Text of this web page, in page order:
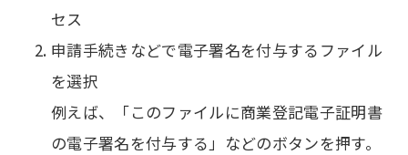
セス
申請手続きなどで電子署名を付与するファイル
を選択
例えば、「このファイルに商業登記電子証明書
の電子署名を付与する」などのボタンを押す。